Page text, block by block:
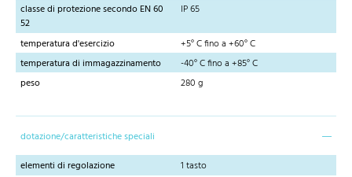
classe di protezione secondo EN 60
52
IP 65
temperatura d'esercizio
+5° C fino a +60° C
temperatura di immagazzinamento
-40° C fino a +85° C
peso
280 g
dotazione/caratteristiche speciali
elementi di regolazione
1 tasto